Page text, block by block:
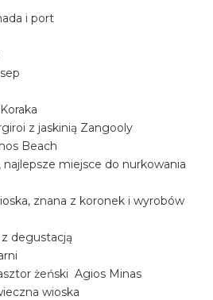
i port
z jaskinią Zangooly
Beach
najlepsze miejsce do nurkowania
znana z koronek i wyrobów
degustacją
żeński Agios Minas
wioska